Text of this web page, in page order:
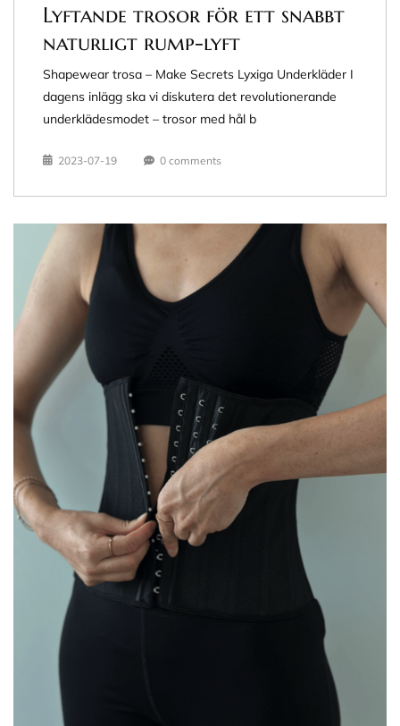
Lyftande trosor för ett snabbt
naturligt rump-lyft
Shapewear trosa – Make Secrets Lyxiga Underkläder I
dagens inlägg ska vi diskutera det revolutionerande
underklädesmodet – trosor med hål b
2023-07-19 0 comments